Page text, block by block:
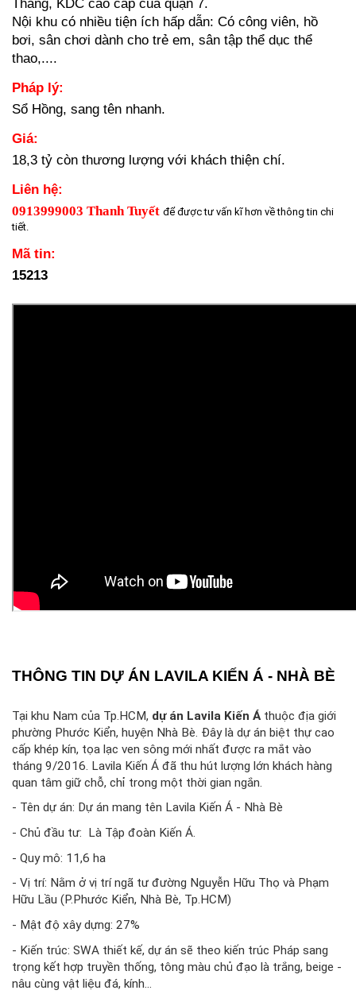
Nội khu có nhiều tiện ích hấp dẫn: Có công viên, hồ
bơi, sân chơi dành cho trẻ em, sân tập thể dục thể
thao,....
Pháp lý:
Sổ Hồng, sang tên nhanh.
Giá:
18,3 tỷ còn thương lượng với khách thiện chí.
Liên hệ:
0913999003 Thanh Tuyết để được tư vấn kĩ hơn về thông tin chi
tiết.
Mã tin:
15213
THÔNG TIN DỰ ÁN LAVILA KIẾN Á - NHÀ BÈ
Tại khu Nam của Tp.HCM, dự án Lavila Kiến Á thuộc địa giới
phường Phước Kiển, huyện Nhà Bè. Đây là dự án biệt thự cao
cấp khép kín, tọa lạc ven sông mới nhất được ra mắt vào
tháng 9/2016. Lavila Kiến Á đã thu hút lượng lớn khách hàng
quan tâm giữ chỗ, chỉ trong một thời gian ngắn.
- Tên dự án: Dự án mang tên Lavila Kiến Á - Nhà Bè
- Chủ đầu tư:  Là Tập đoàn Kiến Á.
- Quy mô: 11,6 ha
- Vị trí: Nằm ở vị trí ngã tư đường Nguyễn Hữu Thọ và Phạm
Hữu Lầu (P.Phước Kiển, Nhà Bè, Tp.HCM)
- Mật độ xây dựng: 27%
- Kiến trúc: SWA thiết kế, dự án sẽ theo kiến trúc Pháp sang
trọng kết hợp truyền thống, tông màu chủ đạo là trắng, beige -
nâu cùng vật liệu đá, kính...